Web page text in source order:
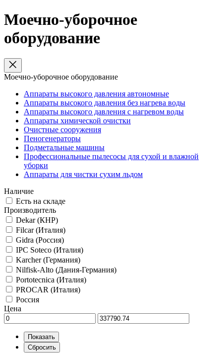
Моечно-уборочное
оборудование
Моечно-уборочное оборудование
Аппараты высокого давления автономные
Аппараты высокого давления без нагрева воды
Аппараты высокого давления с нагревом воды
Аппараты химической очистки
Очистные сооружения
Пеногенераторы
Подметальные машины
Профессиональные пылесосы для сухой и влажной
уборки
Аппараты для чистки сухим льдом
Наличие
Есть на складе
Производитель
Dekar (КНР)
Filcar (Италия)
Gidra (Россия)
IPC Soteco (Италия)
Karcher (Германия)
Nilfisk-Alto (Дания-Германия)
Portotecnica (Италия)
PROCAR (Италия)
Россия
Цена